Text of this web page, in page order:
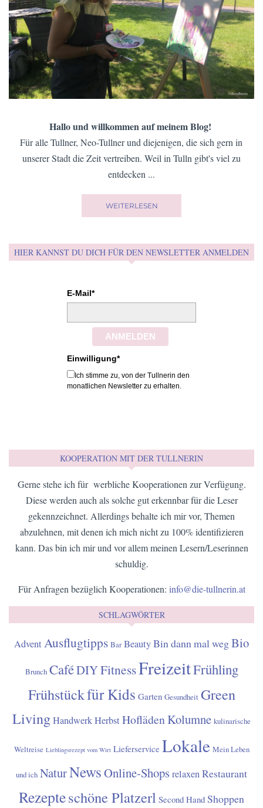
Hallo und willkommen auf meinem Blog!
Für alle Tullner, Neo-Tullner und diejenigen, die sich gern in
unserer Stadt die Zeit vertreiben. Weil in Tulln gibt's viel zu
entdecken ...
WEITERLESEN
HIER KANNST DU DICH FÜR DEN NEWSLETTER ANMELDEN
E-Mail*
ANMELDEN
Einwilligung*
Ich stimme zu, von der Tullnerin den
monatlichen Newsletter zu erhalten.
KOOPERATION MIT DER TULLNERIN
Gerne stehe ich für werbliche Kooperationen zur Verfügung.
Diese werden auch als solche gut erkennbar für die Leser
gekennzeichnet. Allerdings behalte ich mir vor, Themen
abzulehnen, mit denen ich mich nicht zu 100% identifizieren
kann. Das bin ich mir und vor allem meinen Lesern/Leserinnen
schuldig.
Für Anfragen bezüglich Kooperationen: info@die-tullnerin.at
SCHLAGWÖRTER
AdventAusflugtipps Bar BeautyBin dann mal wegBio
Brunch CaféDIYFitnessFreizeitFrühling
Frühstückfür Kids Garten Gesundheit Green
LivingHandwerkHerbstHoflädenKolumne kulinarische
Weltreise Lieblingsrezept vom Wirt Lieferservice Lokale Mein Leben
und ich NaturNewsOnline-Shops relaxenRestaurant
Rezepteschöne Platzerl Second Hand Shoppen